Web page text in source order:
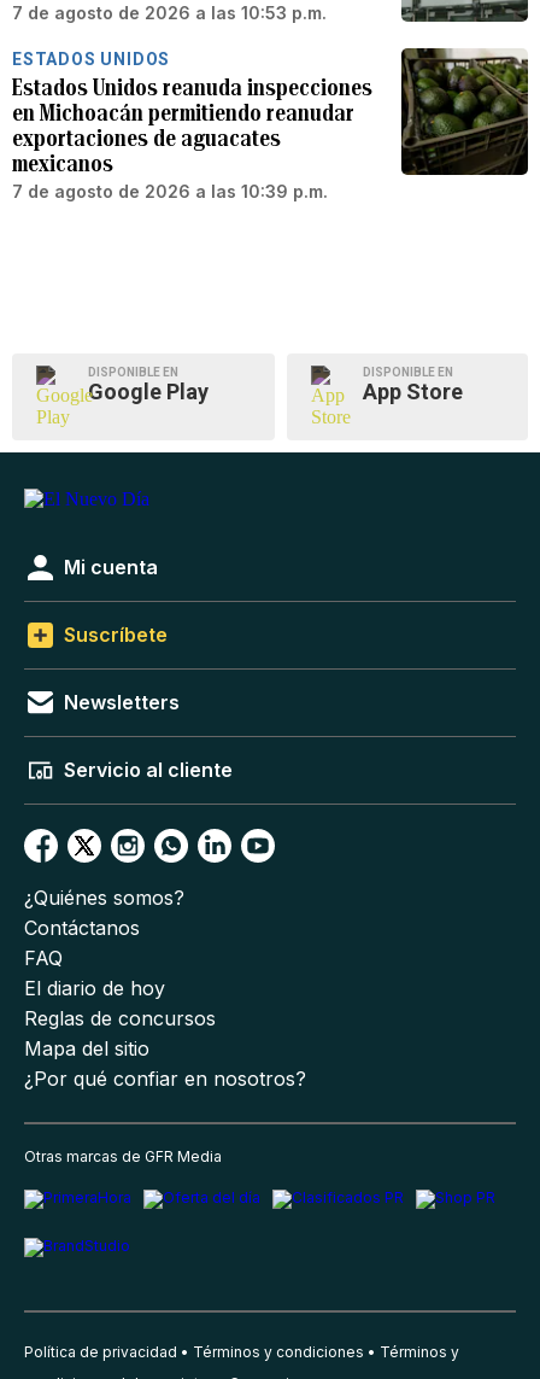
7 de agosto de 2026 a las 10:53 p.m.
ESTADOS UNIDOS
Estados Unidos reanuda inspecciones
en Michoacán permitiendo reanudar
exportaciones de aguacates
mexicanos
7 de agosto de 2026 a las 10:39 p.m.
DISPONIBLE EN
Google Play
DISPONIBLE EN
App Store
Mi cuenta
Suscríbete
Newsletters
Servicio al cliente
¿Quiénes somos?
Contáctanos
FAQ
El diario de hoy
Reglas de concursos
Mapa del sitio
¿Por qué confiar en nosotros?
Otras marcas de GFR Media
Política de privacidad Términos y condiciones
Términos y